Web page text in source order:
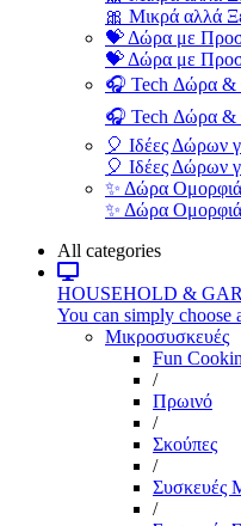
🎀 Μικρά αλλά
💝 Δώρα με
💝 Δώρα με
🎧 Tech Δώρα &
🎧 Tech Δώρα &
🎈 Ιδέες Δώρων
🎈 Ιδέες Δώρων
✨ Δώρα
✨ Δώρα
All categories
HOUSEHOLD &
You can simply choose
Μικροσυσκευές
Fun
/
Πρωινό
/
Σκούπες
/
Συσκευές
/